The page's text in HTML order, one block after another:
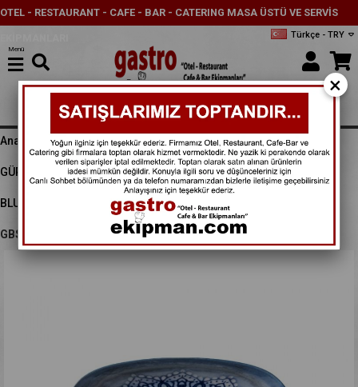
OTEL - RESTAURANT - CAFE - BAR - CATERING MASA ÜSTÜ VE SERVİS
Türkçe - TRY
Menü
Anasayfa PORSELEN ÜRÜNLER
GÜRAL PORSELEN - DIGIBONE COLLECTION BLUE VOYAGE
BLUE VOYAGE - ENTERNASYONEL
GBS ENT OTEL 15 CM KAYIK TABAK REAKTIF DG 16041
×